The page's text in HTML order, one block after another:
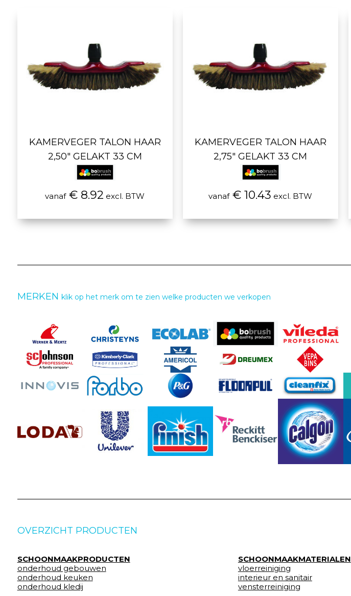
KAMERVEGER TALON HAAR
2,50" GELAKT 33 CM
vanaf€ 8.92 excl. BTW
KAMERVEGER TALON HAAR
2,75" GELAKT 33 CM
vanaf€ 10.43 excl. BTW
MERKEN klik op het merk om te zien welke producten we verkopen
OVERZICHT PRODUCTEN
SCHOONMAAKPRODUCTEN
onderhoud gebouwen
onderhoud keuken
onderhoud kledij
SCHOONMAAKMATERIALEN
vloerreiniging
interieur en sanitair
vensterreiniging